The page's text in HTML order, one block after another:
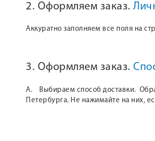
2. Оформляем заказ.
Аккуратно заполняем все поля на
3. Оформляем заказ.
А. Выбираем способ доставки.
Петербурга. Не нажимайте на них,